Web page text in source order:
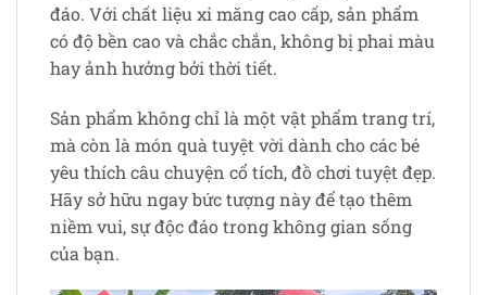
đáo. Với chất liệu xi măng cao cấp, sản phẩm
có độ bền cao và chắc chắn, không bị phai màu
hay ảnh hưởng bởi thời tiết.
Sản phẩm không chỉ là một vật phẩm trang trí,
mà còn là món quà tuyệt vời dành cho các bé
yêu thích câu chuyện cổ tích, đồ chơi tuyệt đẹp.
Hãy sở hữu ngay bức tượng này để tạo thêm
niềm vui, sự độc đáo trong không gian sống
của bạn.